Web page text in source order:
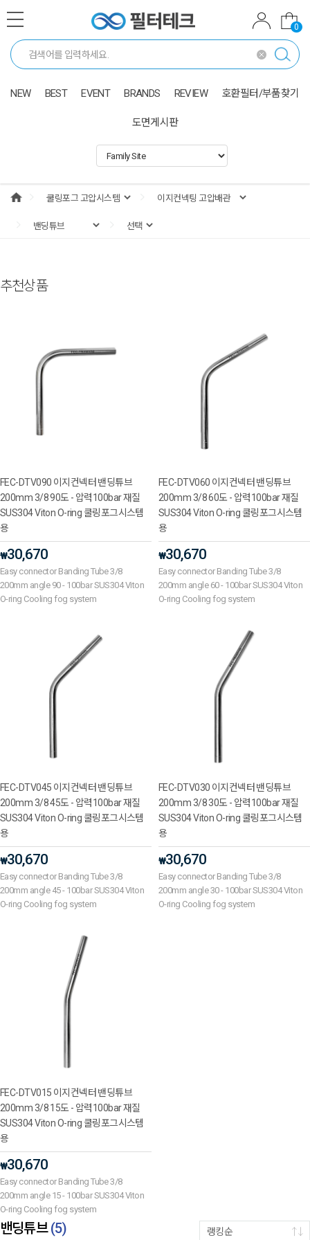
0
NEW BEST EVENT BRANDS REVIEW 호환필터/부품찾기
도면게시판
추천상품
FEC-DTV090 이지컨넥터 밴딩튜브
200mm 3/8 90도 - 압력100bar 재질
SUS304 Viton O-ring 쿨링포그시스템
용
₩30,670
Easy connector Banding Tube 3/8
200mm angle 90 - 100bar SUS304 Viton
O-ring Cooling fog system
FEC-DTV060 이지컨넥터 밴딩튜브
200mm 3/8 60도 - 압력100bar 재질
SUS304 Viton O-ring 쿨링포그시스템
용
₩30,670
Easy connector Banding Tube 3/8
200mm angle 60 - 100bar SUS304 Viton
O-ring Cooling fog system
FEC-DTV045 이지컨넥터 밴딩튜브
200mm 3/8 45도 - 압력100bar 재질
SUS304 Viton O-ring 쿨링포그시스템
용
₩30,670
Easy connector Banding Tube 3/8
200mm angle 45 - 100bar SUS304 Viton
O-ring Cooling fog system
FEC-DTV030 이지컨넥터 밴딩튜브
200mm 3/8 30도 - 압력100bar 재질
SUS304 Viton O-ring 쿨링포그시스템
용
₩30,670
Easy connector Banding Tube 3/8
200mm angle 30 - 100bar SUS304 Viton
O-ring Cooling fog system
FEC-DTV015 이지컨넥터 밴딩튜브
200mm 3/8 15도 - 압력100bar 재질
SUS304 Viton O-ring 쿨링포그시스템
용
₩30,670
Easy connector Banding Tube 3/8
200mm angle 15 - 100bar SUS304 Viton
O-ring Cooling fog system
밴딩튜브(5) 랭킹순